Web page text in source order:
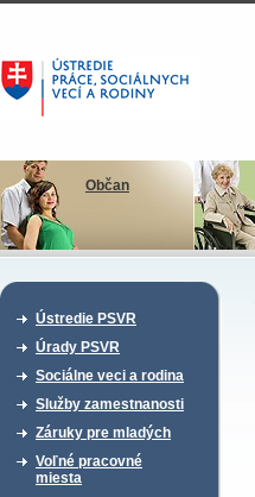
Občan
Ústredie PSVR
Úrady PSVR
Sociálne veci a rodina
Služby zamestnanosti
Záruky pre mladých
Voľné pracovné
miesta